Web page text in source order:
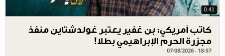
0.41
كاتب أمريكي: بن غفير يعتبر غولدشتاين منفذ
مجزرة الحرم الإبراهيمي بطلا!
07/08/2026 - 18:57